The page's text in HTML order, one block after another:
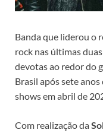
Banda que liderou o
rock nas últimas
devotas ao redor do
Brasil após sete
shows em abril de
Com realização da